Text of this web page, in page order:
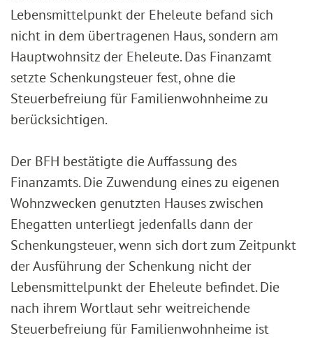
Lebensmittelpunkt der Eheleute befand sich
nicht in dem übertragenen Haus, sondern am
Hauptwohnsitz der Eheleute. Das Finanzamt
setzte Schenkungsteuer fest, ohne die
Steuerbefreiung für Familienwohnheime zu
berücksichtigen.
Der BFH bestätigte die Auffassung des
Finanzamts. Die Zuwendung eines zu eigenen
Wohnzwecken genutzten Hauses zwischen
Ehegatten unterliegt jedenfalls dann der
Schenkungsteuer, wenn sich dort zum Zeitpunkt
der Ausführung der Schenkung nicht der
Lebensmittelpunkt der Eheleute befindet. Die
nach ihrem Wortlaut sehr weitreichende
Steuerbefreiung für Familienwohnheime ist